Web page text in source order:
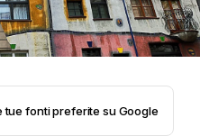
tue fonti preferite su Google